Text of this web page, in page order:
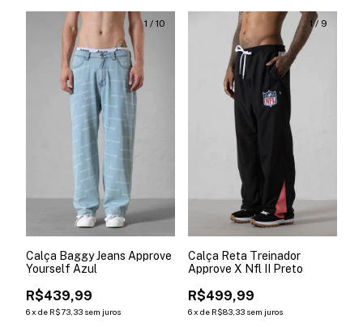
1 / 10
Calça Baggy Jeans Approve
Yourself Azul
R$439,99
6x de R$73,33 sem juros
1/ 9
Calça Reta Treinador
Approve X Nfl II Preto
R$499,99
6x de R$83,33 sem juros